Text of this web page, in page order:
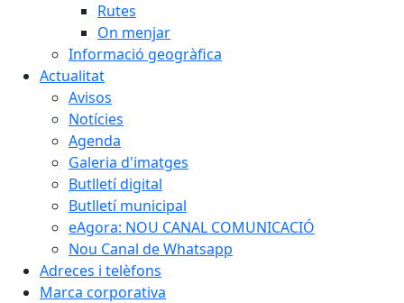
Rutes
On menjar
Informació geogràfica
Actualitat
Avisos
Notícies
Agenda
Galeria d'imatges
Butlletí digital
Butlletí municipal
eAgora: NOU CANAL COMUNICACIÓ
Nou Canal de Whatsapp
Adreces i telèfons
Marca corporativa